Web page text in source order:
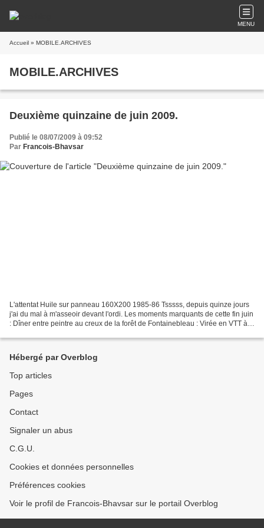
MENU
Accueil » MOBILE.ARCHIVES
MOBILE.ARCHIVES
Deuxième quinzaine de juin 2009.
Publié le 08/07/2009 à 09:52
Par Francois-Bhavsar
L'attentat Huile sur panneau 160X200 1985-86 Tsssss, depuis quinze jours
j'ai du mal à m'asseoir devant l'ordi. Les moments marquants de cette fin juin
: Dîner entre peintre au creux de la forêt de Fontainebleau : Virée en VTT à
Hébergé par Overblog
Top articles
Pages
Contact
Signaler un abus
C.G.U.
Cookies et données personnelles
Préférences cookies
Voir le profil de Francois-Bhavsar sur le portail Overblog